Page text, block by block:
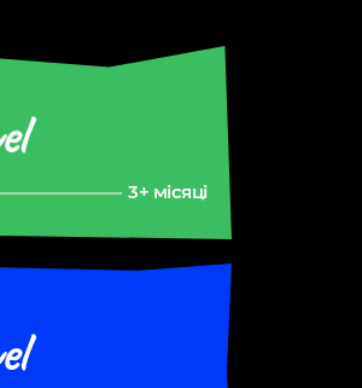
3+ місяці